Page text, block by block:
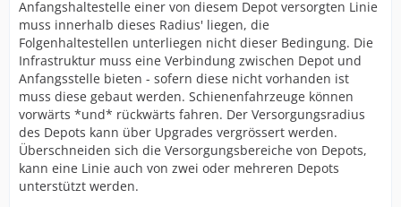
Anfangshaltestelle einer von diesem Depot versorgten Linie
muss innerhalb dieses Radius' liegen, die
Folgenhaltestellen unterliegen nicht dieser Bedingung. Die
Infrastruktur muss eine Verbindung zwischen Depot und
Anfangsstelle bieten - sofern diese nicht vorhanden ist
muss diese gebaut werden. Schienenfahrzeuge können
vorwärts *und* rückwärts fahren. Der Versorgungsradius
des Depots kann über Upgrades vergrössert werden.
Überschneiden sich die Versorgungsbereiche von Depots,
kann eine Linie auch von zwei oder mehreren Depots
unterstützt werden.